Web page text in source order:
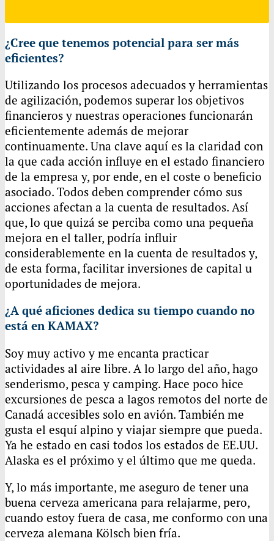
¿Cree que tenemos potencial para ser más
eficientes?
Utilizando los procesos adecuados y herramientas
de agilización, podemos superar los objetivos
financieros y nuestras operaciones funcionarán
eficientemente además de mejorar
continuamente. Una clave aquí es la claridad con
la que cada acción influye en el estado financiero
de la empresa y, por ende, en el coste o beneficio
asociado. Todos deben comprender cómo sus
acciones afectan a la cuenta de resultados. Así
que, lo que quizá se perciba como una pequeña
mejora en el taller, podría influir
considerablemente en la cuenta de resultados y,
de esta forma, facilitar inversiones de capital u
oportunidades de mejora.
¿A qué aficiones dedica su tiempo cuando no
está en KAMAX?
Soy muy activo y me encanta practicar
actividades al aire libre. A lo largo del año, hago
senderismo, pesca y camping. Hace poco hice
excursiones de pesca a lagos remotos del norte de
Canadá accesibles solo en avión. También me
gusta el esquí alpino y viajar siempre que pueda.
Ya he estado en casi todos los estados de EE.UU.
Alaska es el próximo y el último que me queda.
Y, lo más importante, me aseguro de tener una
buena cerveza americana para relajarme, pero,
cuando estoy fuera de casa, me conformo con una
cerveza alemana Kölsch bien fría.